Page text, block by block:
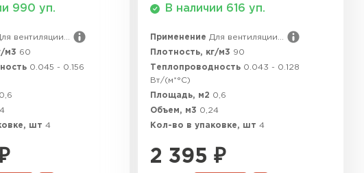
990 уп.
вентиляции...
м3 60
0.045 - 0.156
0,6
шт 4
В наличии 616 уп.
Применение Для вентиляции...
Плотность, кг/м3 90
Теплопроводность 0.043 - 0.128
Вт/(м*°C)
Площадь, м2 0,6
Объем, м3 0,24
Кол-во в упаковке, шт 4
2 395 ₽